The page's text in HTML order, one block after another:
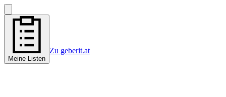
Meine Listen
Zu geberit.at